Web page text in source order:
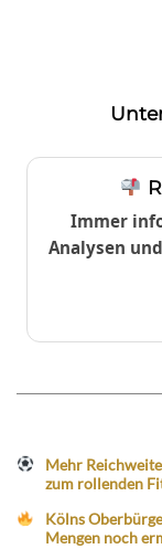
Immer
Analysen
Mehr
zum rollenden
Kölns
Mengen noch